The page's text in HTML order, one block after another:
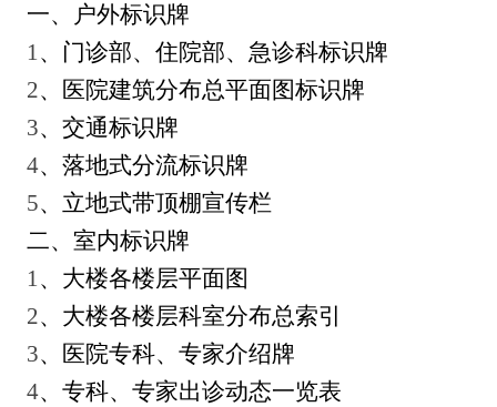
一、户外标识牌
1、门诊部、住院部、急诊科标识牌
2、医院建筑分布总平面图标识牌
3、交通标识牌
4、落地式分流标识牌
5、立地式带顶棚宣传栏
二、室内标识牌
1、大楼各楼层平面图
2、大楼各楼层科室分布总索引
3、医院专科、专家介绍牌
4、专科、专家出诊动态一览表